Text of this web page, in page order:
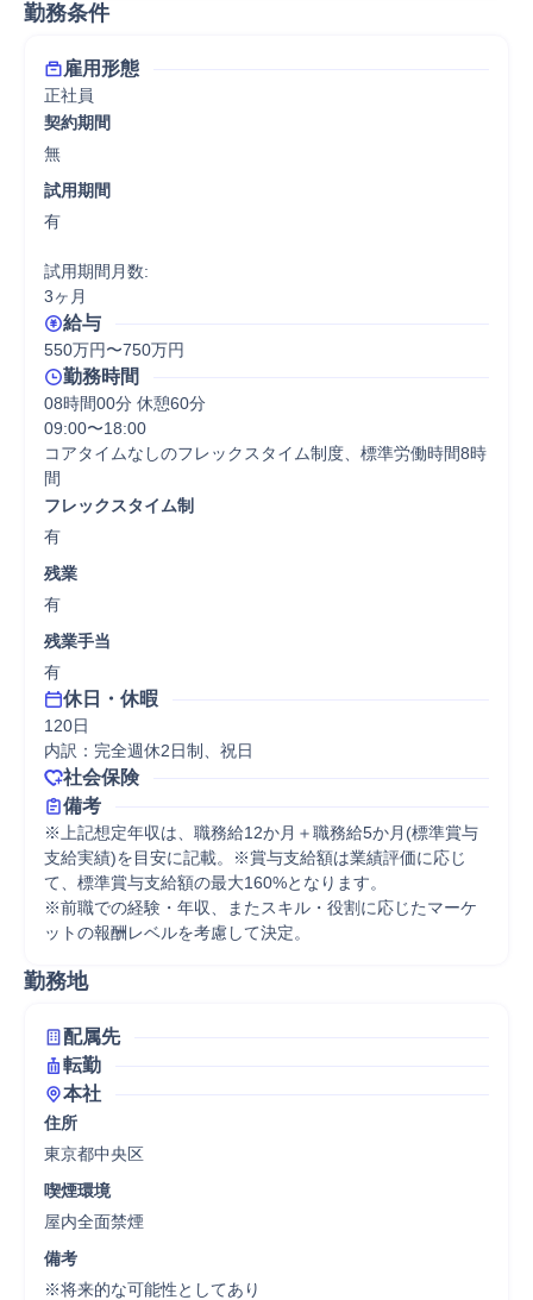
勤務条件
雇用形態
正社員
契約期間
無
試用期間
有
試用期間月数:
3ヶ月
給与
550万円〜750万円
勤務時間
08時間00分 休憩60分
09:00〜18:00
コアタイムなしのフレックスタイム制度、標準労働時間8時
間
フレックスタイム制
有
残業
有
残業手当
有
休日・休暇
120日
内訳：完全週休2日制、祝日
社会保険
備考
※上記想定年収は、職務給12か月＋職務給5か月(標準賞与
支給実績)を目安に記載。※賞与支給額は業績評価に応じ
て、標準賞与支給額の最大160%となります。
※前職での経験・年収、またスキル・役割に応じたマーケ
ットの報酬レベルを考慮して決定。
勤務地
配属先
転勤
本社
住所
東京都中央区
喫煙環境
屋内全面禁煙
備考
※将来的な可能性としてあり